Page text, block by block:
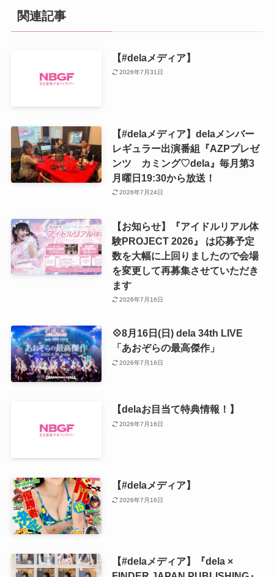
関連記事
【#delaメディア】
2026年7月31日
【#delaメディア】delaメンバー
レギュラー出演番組『AZPプレゼ
ンツ カミング♡dela』毎月第3
月曜日19:30から放送！
2026年7月24日
【お知らせ】『アイドルリアル体
験PROJECT 2026』 は応募予定
数を大幅に上回りましたので会場
を変更して再募集させていただき
ます
2026年7月16日
💠8月16日(日) dela 34th LIVE
「あおぞらの最高傑作」
2026年7月16日
【delaお目当て特典情報！】
2026年7月16日
【#delaメディア】
2026年7月16日
【#delaメディア】『dela ×